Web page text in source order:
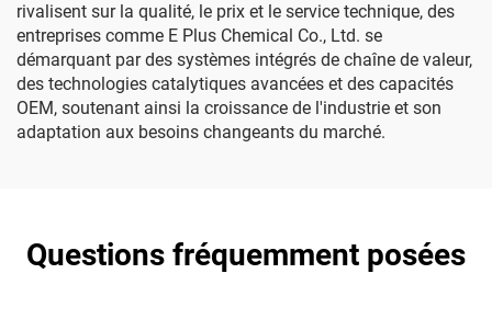
rivalisent sur la qualité, le prix et le service technique, des
entreprises comme E Plus Chemical Co., Ltd. se
démarquant par des systèmes intégrés de chaîne de valeur,
des technologies catalytiques avancées et des capacités
OEM, soutenant ainsi la croissance de l'industrie et son
adaptation aux besoins changeants du marché.
Questions fréquemment posées